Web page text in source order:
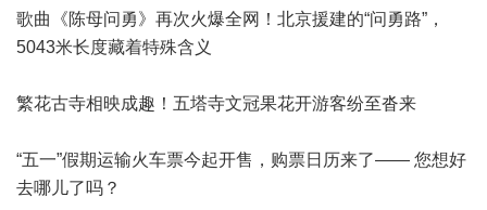
歌曲《陈母问勇》再次火爆全网！北京援建的“问勇路”，
5043米长度藏着特殊含义
繁花古寺相映成趣！五塔寺文冠果花开游客纷至沓来
“五一”假期运输火车票今起开售，购票日历来了—— 您想好
去哪儿了吗？